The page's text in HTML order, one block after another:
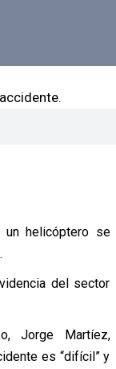
un helicóptero se
del sector
Jorge Martíez,
es “difícil” y